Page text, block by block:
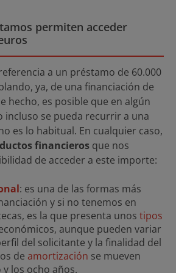
permiten acceder
a un préstamo de 60.000
ya, de una financiación de
hecho, es posible que en algún
incluso se pueda recurrir a una
es lo habitual. En cualquier caso,
financieros que nos
de acceder a este importe:
: es una de las formas más
y si no tenemos en
es la que presenta unos tipos
aunque pueden variar
del solicitante y la finalidad del
de amortización se mueven
los ocho años.